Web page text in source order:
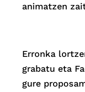
animatzen
Erronka
grabatu eta
gure